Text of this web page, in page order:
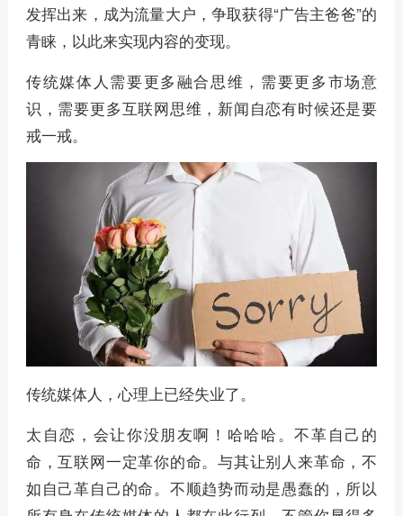
发挥出来，成为流量大户，争取获得“广告主爸爸”的
青睐，以此来实现内容的变现。
传统媒体人需要更多融合思维，需要更多市场意
识，需要更多互联网思维，新闻自恋有时候还是要
戒一戒。
传统媒体人，心理上已经失业了。
太自恋，会让你没朋友啊！哈哈哈。不革自己的
命，互联网一定革你的命。与其让别人来革命，不
如自己革自己的命。不顺趋势而动是愚蠢的，所以